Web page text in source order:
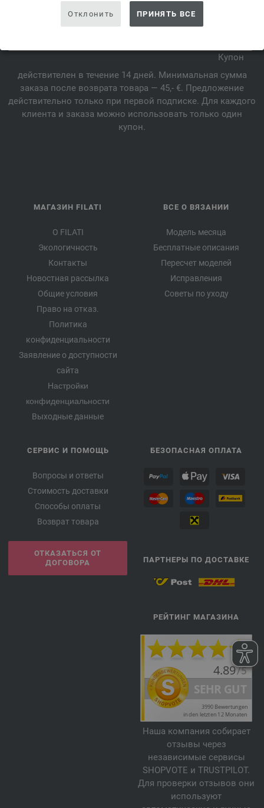
Отклонить ПРИНЯТЬ ВСЕ
Купон
действителен в течение 14 дней. Минимальная сумма
заказа после возврата товара — 45,- €. Предложение
действительно только при первой подписке. Для каждого
клиента и заказа можно использовать только один
купон.
МАГАЗИН FILATI
О FILATI
Экологичность
Контакты
Новостная рассылка
Общие условия
Право на отказ.
Политика
конфиденциальности
Заявление о доступности
сайта
Настройки
конфиденциальности
Выходные данные
ВСЕ О ВЯЗАНИИ
Модель месяца
Бесплатные описания
Пересчет моделей
Исправления
Советы по уходу
СЕРВИС И ПОМОЩЬ
Вопросы и ответы
Стоимость доставки
Способы оплаты
Возврат товара
ОТКАЗАТЬСЯ ОТ
ДОГОВОРА
БЕЗОПАСНАЯ ОПЛАТА
ПАРТНЕРЫ ПО ДОСТАВКЕ
РЕЙТИНГ МАГАЗИНА
Наша компания собирает
отзывы через
независимые сервисы
SHOPVOTE и TRUSTPILOT.
Для проверки отзывов они
используют